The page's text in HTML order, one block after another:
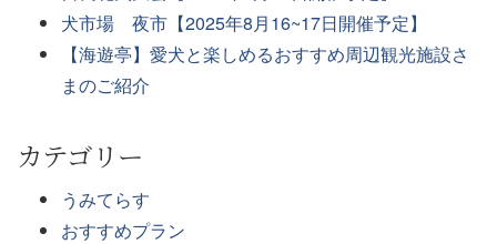
犬市場 夜市【2025年8月16~17日開催予定】
【海遊亭】愛犬と楽しめるおすすめ周辺観光施設さ
まのご紹介
カテゴリー
うみてらす
おすすめプラン